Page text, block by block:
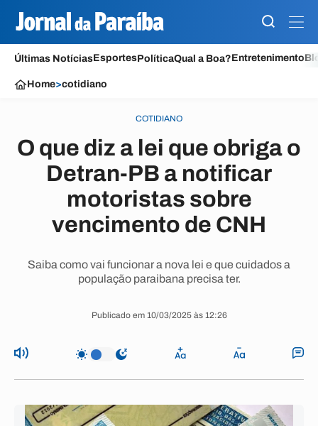
Últimas NotíciasEsportesPolíticaQual a Boa?Entretenimento
Home>cotidiano
COTIDIANO
O que diz a lei que obriga o
Detran-PB a notificar
motoristas sobre
vencimento de CNH
Saiba como vai funcionar a nova lei e que cuidados a
população paraibana precisa ter.
Publicado em 10/03/2025 às 12:26